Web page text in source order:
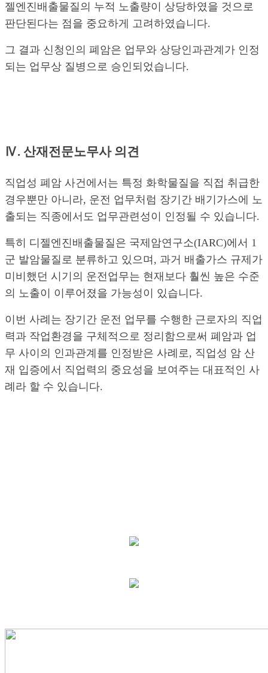
젤엔진배출물질의 누적 노출량이 상당하였을 것으로
판단된다는 점을 중요하게 고려하였습니다.
그 결과 신청인의 폐암은 업무와 상당인과관계가 인정
되는 업무상 질병으로 승인되었습니다.
Ⅳ. 산재전문노무사 의견
직업성 폐암 사건에서는 특정 화학물질을 직접 취급한
경우뿐만 아니라, 운전 업무처럼 장기간 배기가스에 노
출되는 직종에서도 업무관련성이 인정될 수 있습니다.
특히 디젤엔진배출물질은 국제암연구소(IARC)에서 1
군 발암물질로 분류하고 있으며, 과거 배출가스 규제가
미비했던 시기의 운전업무는 현재보다 훨씬 높은 수준
의 노출이 이루어졌을 가능성이 있습니다.
이번 사례는 장기간 운전 업무를 수행한 근로자의 직업
력과 작업환경을 구체적으로 정리함으로써 폐암과 업
무 사이의 인과관계를 인정받은 사례로, 직업성 암 산
재 입증에서 직업력의 중요성을 보여주는 대표적인 사
례라 할 수 있습니다.